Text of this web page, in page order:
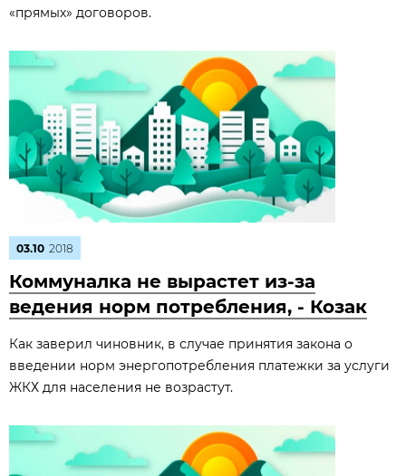
«прямых» договоров.
03.10 2018
Коммуналка не вырастет из-за
ведения норм потребления, - Козак
Как заверил чиновник, в случае принятия закона о
введении норм энергопотребления платежки за услуги
ЖКХ для населения не возрастут.